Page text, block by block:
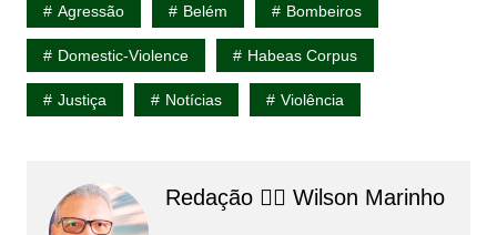
Agressão Belém Bombeiros
Domestic-Violence Habeas Corpus
Justiça Notícias Violência
Redação 👨‍⚖️​ Wilson Marinho